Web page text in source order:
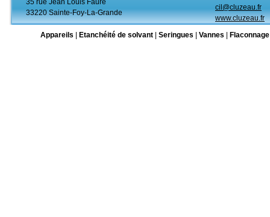
35 rue Jean Louis Faure
33220 Sainte-Foy-La-Grande
cil@cluzeau.fr
www.cluzeau.fr
Appareils
Etanchéité de solvant Seringues Vannes Flaconnage